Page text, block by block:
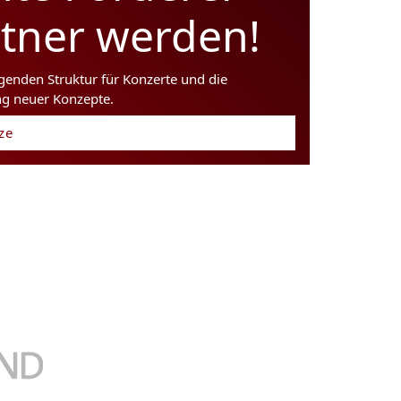
werden!
Struktur für Konzerte und die
neuer Konzepte.